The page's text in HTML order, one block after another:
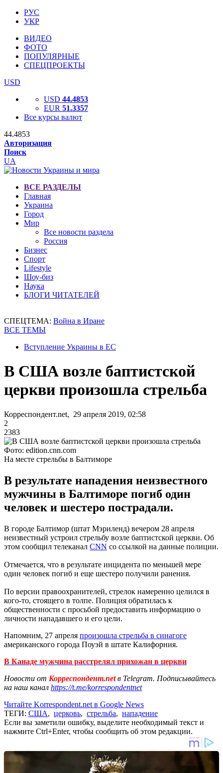
РУС
УКР
ВИДЕО
ФОТО
ПОПУЛЯРНЫЕ
СПЕЦПРОЕКТЫ
USD
USD 44.4853
EUR 51.3357
Все курсы валют
44.4853
Авторизация
Поиск
UA
ВСЕ РАЗДЕЛЫ
Главная
Украина
Город
Мир
Все новости раздела
Россия
Бизнес
Спорт
Lifestyle
Шоу-биз
Наука
БЛОГИ ЧИТАТЕЛЕЙ
СПЕЦТЕМА: Война в Иране
ВСЕ ТЕМЫ
Вступление Украины в ЕС
В США возле баптистской
церкви произошла стрельба
Корреспондент.net, 29 апреля 2019, 02:58
2
2383
Фото: edition.cnn.com
На месте стрельбы в Балтиморе
В результате нападения неизвестного
мужчины в Балтиморе погиб один
человек и шестеро пострадали.
В городе Балтимор (штат Мэриленд) вечером 28 апреля
неизвестный устроил стрельбу возле баптистской церкви. Об
этом сообщил телеканал CNN со ссылкой на данные полиции.
Отмечается, что в результате инцидента по меньшей мере
один человек погиб и еще шестеро получили ранения.
По версии правоохранителей, стрелок намеренно целился в
кого-то, стоящего в толпе. Полиция обратилась к
общественности с просьбой предоставить информацию о
личности нападавшего и его цели.
Напомним, 27 апреля произошла стрельба в синагоге
американского города Поуэй в штате Калифорния.
В Канаде мужчина расстрелял прихожан в церкви
Новости от Корреспондент.netв Telegram. Подписывайтесь
на наш канал https://t.me/korrespondentnet
Читайте Korrespondent.net в Google News
ТЕГИ: США, церковь, стрельба, нападение
Если вы заметили ошибку, выделите необходимый текст и
нажмите Ctrl+Enter, чтобы сообщить об этом редакции.